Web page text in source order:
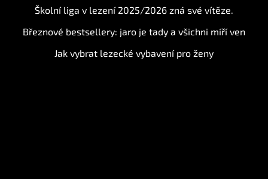
Školní liga v lezení 2025/2026 zná své vítěze.
Březnové bestsellery: jaro je tady a všichni míří ven
Jak vybrat lezecké vybavení pro ženy